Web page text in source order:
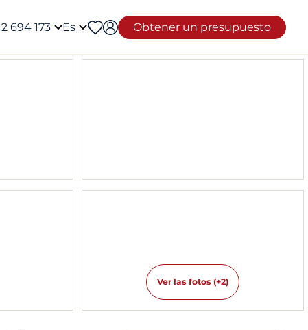
694 173 Es Obtener un presupuesto
Ver las fotos (+2)